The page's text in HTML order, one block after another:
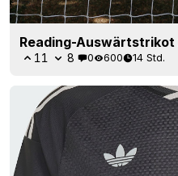
Reading-
11 8 0 600 14 Std.